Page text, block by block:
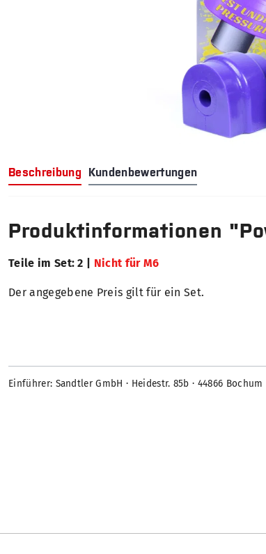
Beschreibung Kundenbewertungen
Produktinformationen
Teile im Set: 2 | Nicht für M6
Der angegebene Preis gilt für ein Set.
Einführer: Sandtler GmbH · Heidestr. 85b · 44866